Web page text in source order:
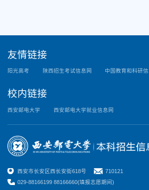
友情链接
阳光高考 陕西招生考试信息网 中国教育和科研
校内链接
西安邮电大学 西安邮电大学就业信息网
西安市长安区西长安街618号
710121
029-88166199 88166660(填报志愿期间)